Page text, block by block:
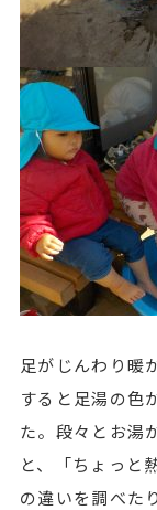
足がじんわり暖
すると足湯の色
た。段々とお湯
と、「ちょっと
の違いを調べた